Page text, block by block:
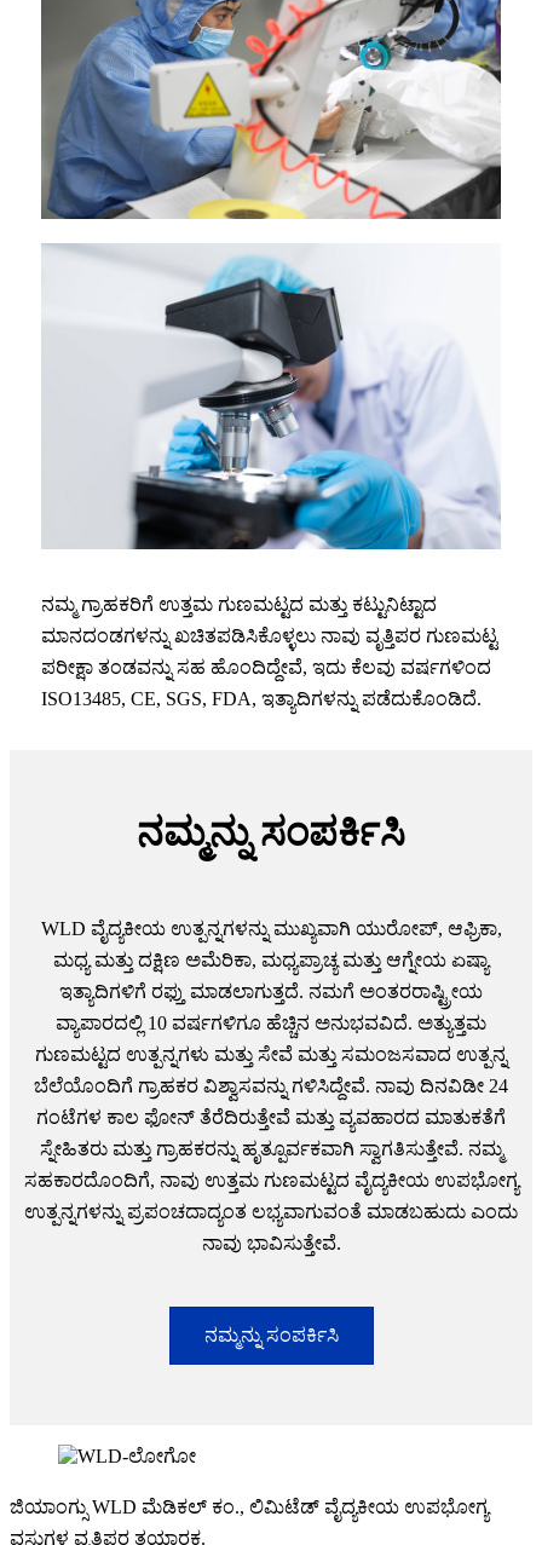
ನಮ್ಮ ಗ್ರಾಹಕರಿಗೆ ಉತ್ತಮ ಗುಣಮಟ್ಟದ ಮತ್ತು ಕಟ್ಟುನಿಟ್ಟಾದ
ಮಾನದಂಡಗಳನ್ನು ಖಚಿತಪಡಿಸಿಕೊಳ್ಳಲು ನಾವು ವೃತ್ತಿಪರ ಗುಣಮಟ್ಟ
ಪರೀಕ್ಷಾ ತಂಡವನ್ನು ಸಹ ಹೊಂದಿದ್ದೇವೆ, ಇದು ಕೆಲವು ವರ್ಷಗಳಿಂದ
ISO13485, CE, SGS, FDA, ಇತ್ಯಾದಿಗಳನ್ನು ಪಡೆದುಕೊಂಡಿದೆ.
ನಮ್ಮನ್ನು ಸಂಪರ್ಕಿಸಿ
WLD ವೈದ್ಯಕೀಯ ಉತ್ಪನ್ನಗಳನ್ನು ಮುಖ್ಯವಾಗಿ ಯುರೋಪ್, ಆಫ್ರಿಕಾ,
ಮಧ್ಯ ಮತ್ತು ದಕ್ಷಿಣ ಅಮೆರಿಕಾ, ಮಧ್ಯಪ್ರಾಚ್ಯ ಮತ್ತು ಆಗ್ನೇಯ ಏಷ್ಯಾ
ಇತ್ಯಾದಿಗಳಿಗೆ ರಫ್ತು ಮಾಡಲಾಗುತ್ತದೆ. ನಮಗೆ ಅಂತರರಾಷ್ಟ್ರೀಯ
ವ್ಯಾಪಾರದಲ್ಲಿ 10 ವರ್ಷಗಳಿಗೂ ಹೆಚ್ಚಿನ ಅನುಭವವಿದೆ. ಅತ್ಯುತ್ತಮ
ಗುಣಮಟ್ಟದ ಉತ್ಪನ್ನಗಳು ಮತ್ತು ಸೇವೆ ಮತ್ತು ಸಮಂಜಸವಾದ ಉತ್ಪನ್ನ
ಬೆಲೆಯೊಂದಿಗೆ ಗ್ರಾಹಕರ ವಿಶ್ವಾಸವನ್ನು ಗಳಿಸಿದ್ದೇವೆ. ನಾವು ದಿನವಿಡೀ 24
ಗಂಟೆಗಳ ಕಾಲ ಫೋನ್ ತೆರೆದಿರುತ್ತೇವೆ ಮತ್ತು ವ್ಯವಹಾರದ ಮಾತುಕತೆಗೆ
ಸ್ನೇಹಿತರು ಮತ್ತು ಗ್ರಾಹಕರನ್ನು ಹೃತ್ಪೂರ್ವಕವಾಗಿ ಸ್ವಾಗತಿಸುತ್ತೇವೆ. ನಮ್ಮ
ಸಹಕಾರದೊಂದಿಗೆ, ನಾವು ಉತ್ತಮ ಗುಣಮಟ್ಟದ ವೈದ್ಯಕೀಯ ಉಪಭೋಗ್ಯ
ಉತ್ಪನ್ನಗಳನ್ನು ಪ್ರಪಂಚದಾದ್ಯಂತ ಲಭ್ಯವಾಗುವಂತೆ ಮಾಡಬಹುದು ಎಂದು
ನಾವು ಭಾವಿಸುತ್ತೇವೆ.
ನಮ್ಮನ್ನು ಸಂಪರ್ಕಿಸಿ
ಜಿಯಾಂಗ್ಸು WLD ಮೆಡಿಕಲ್ ಕಂ., ಲಿಮಿಟೆಡ್ ವೈದ್ಯಕೀಯ ಉಪಭೋಗ್ಯ
ವಸ್ತುಗಳ ವೃತ್ತಿಪರ ತಯಾರಕ.